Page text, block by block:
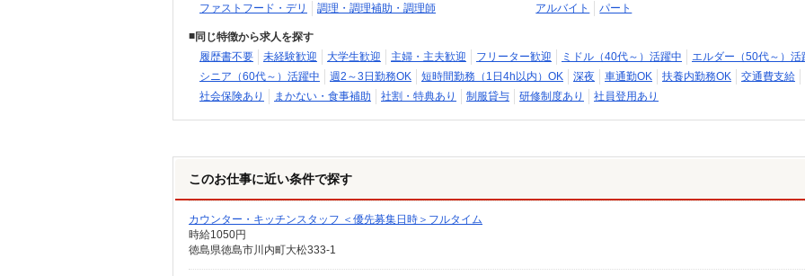
ファストフード・デリ
調理・調理補助・調理師
アルバイト
パート
同じ特徴から求人を探す
履歴書不要
未経験歓迎 大学生歓迎 主婦・主夫歓迎 フリーター歓迎 ミドル（40代～）活躍中
エルダー（50代～）活
シニア（60代～）活躍中
週2～3日勤務OK 短時間勤務（1日4h以内）OK 深夜 車通勤OK 扶養内勤務OK
交通費支給
社会保険あり
まかない・食事補助 社割・特典あり 制服貸与 研修制度あり 社員登用あり
このお仕事に近い条件で探す
カウンター・キッチンスタッフ ＜優先募集日時＞フルタイム
時給1050円
徳島県徳島市川内町大松333-1